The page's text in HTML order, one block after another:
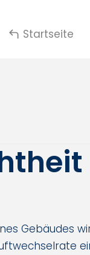
Startseite
Gebäudes